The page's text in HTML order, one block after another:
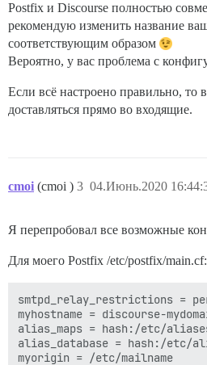
Postfix и Discourse полностью
рекомендую изменить название
соответствующим образом
Вероятно, у вас проблема с
Если всё настроено правильно, то
доставляться прямо во входящие.
cmoi (cmoi ) 04.Июнь.2020
3
Я перепробовал все возможные
Для моего Postfix /etc/postfix/main.cf:
smtpd_relay_restrictions =
myhostname = discourse-
alias_maps = hash:/etc/
alias_database = hash:/etc/
myorigin = /etc/mailname